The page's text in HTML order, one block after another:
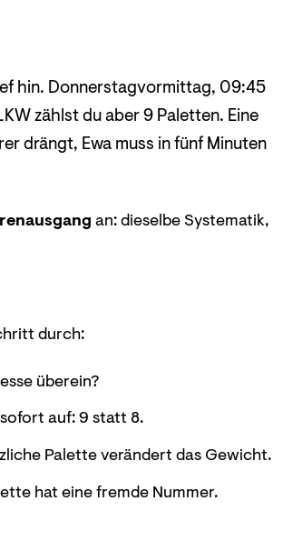
hin. Donnerstagvormittag, 09:45
zählst du aber 9 Paletten. Eine
drängt, Ewa muss in fünf Minuten
an: dieselbe Systematik,
durch:
überein?
auf: 9 statt 8.
Palette verändert das Gewicht.
hat eine fremde Nummer.